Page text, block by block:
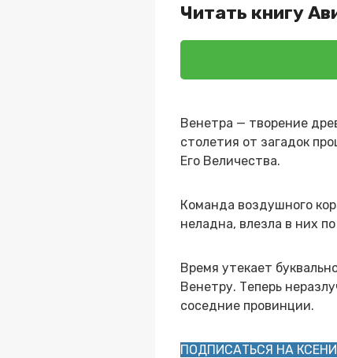
Читать книгу
Венетра — творение
столетия от загадок
Его Величества.
Команда воздушного
неладна, влезла в них
Время утекает
Венетру. Теперь
соседние провинции.
ПОДПИСАТЬСЯ НА